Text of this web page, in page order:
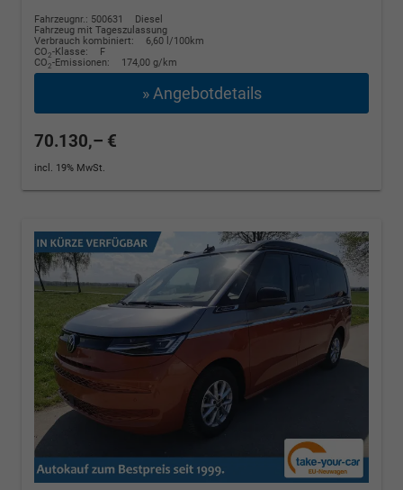
Fahrzeugnr.: 500631
Diesel
Fahrzeug mit Tageszulassung
Verbrauch kombiniert:
6,60 l/100km
CO2-Klasse:
F
CO2-Emissionen: 174,00 g/km
» Angebotdetails
70.130,– €
incl. 19% MwSt.